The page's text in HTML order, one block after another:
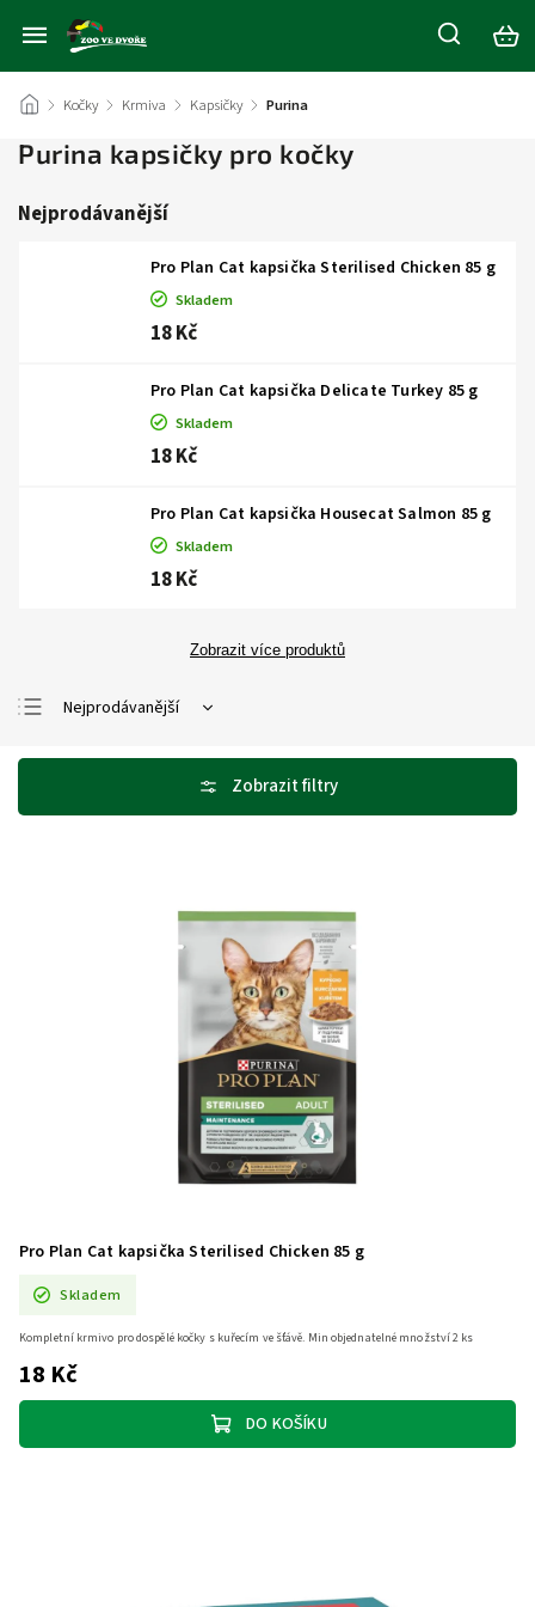
/ Kočky / Krmiva / Kapsičky / Purina
Purina kapsičky pro kočky
Nejprodávanější
Pro Plan Cat kapsička Sterilised Chicken 85 g
Skladem
18 Kč
Pro Plan Cat kapsička Delicate Turkey 85 g
Skladem
18 Kč
Pro Plan Cat kapsička Housecat Salmon 85 g
Skladem
18 Kč
Zobrazit více produktů
Nejprodávanější
Abecedně
Pro Plan Cat kapsička Sterilised Chicken 85 g
Skladem
18 Kč
DO KOŠÍKU
Kompletní krmivo pro dospělé kočky s kuřecím ve šťávě. Min objednatelné množství 2 ks